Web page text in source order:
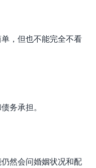
，但也不能完全不看
务承担。
然会问婚姻状况和配